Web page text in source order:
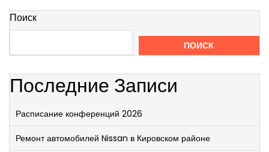
Поиск
ПОИСК
Последние Записи
Расписание конференций 2026
Ремонт автомобилей Nissan в Кировском районе